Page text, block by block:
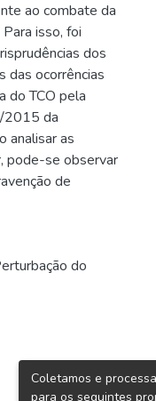
ao combate da
isso, foi
dos
das ocorrências
do TCO pela
2015 da
analisar as
pode-se observar
de
do
Coletamos e
para os seguintes